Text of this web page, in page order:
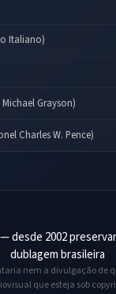
Italiano)
Grayson)
Charles W. Pence)
desde 2002
dublagem brasileira
nem a divulgação de
que esteja sob